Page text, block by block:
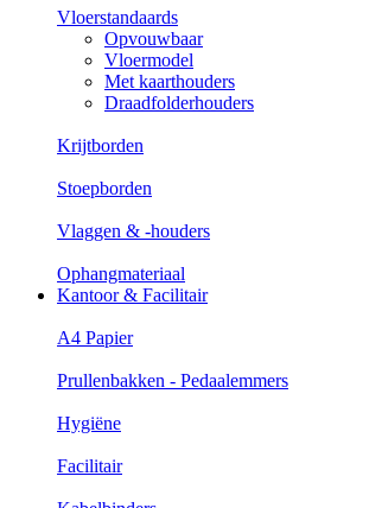
Vloerstandaards
Opvouwbaar
Vloermodel
Met kaarthouders
Draadfolderhouders
Krijtborden
Stoepborden
Vlaggen & -houders
Ophangmateriaal
Kantoor & Facilitair
A4 Papier
Prullenbakken - Pedaalemmers
Hygiëne
Facilitair